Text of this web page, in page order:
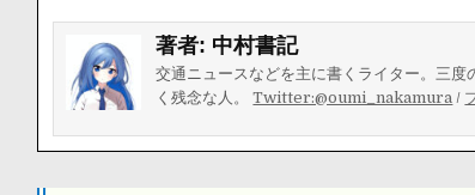
著者: 中村書記
交通ニュースなどを主に書くライター。三
く残念な人。Twitter:@oumi_nakamura /